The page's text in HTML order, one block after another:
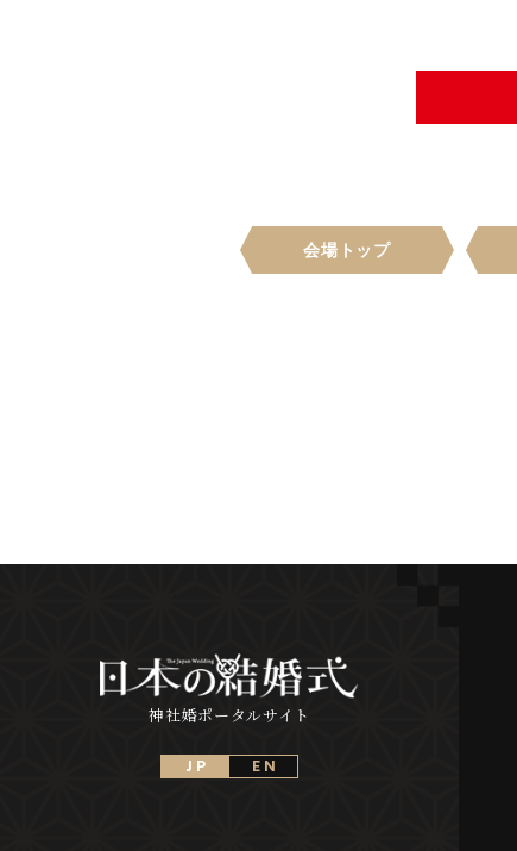
会場トップ
神社婚ポータルサイト
J P E N